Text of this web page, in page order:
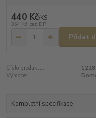
440 Kč/KS
364 Kč bez DPH
Přidat
Číslo produktu:
1228
Výrobce:
Kompletní specifikace